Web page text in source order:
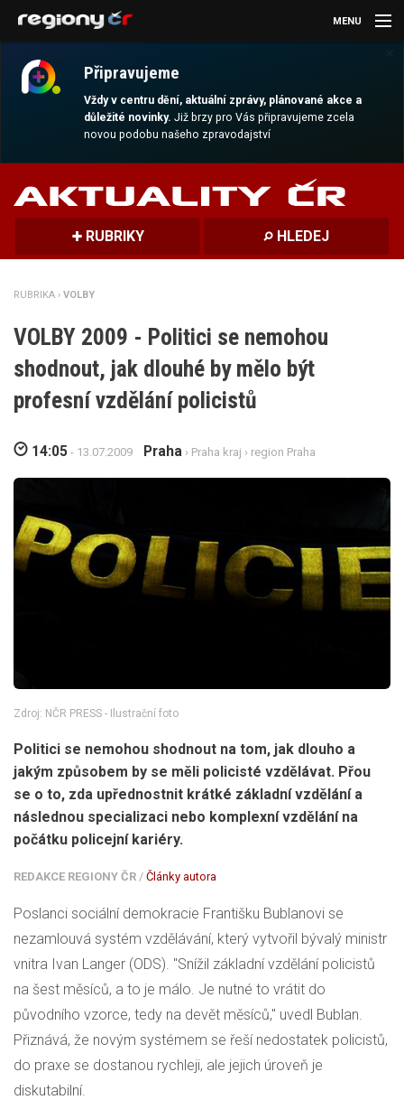
Připravujeme
Vždy v centru dění, aktuální zprávy, plánované akce a
důležité novinky.Již brzy pro Vás připravujeme zcela
novou podobu našeho zpravodajství
MENU
AKTUALITY
MAGAZÍN
DALŠÍ
REGION
RUBRIKY HLEDEJ
RUBRIKA › VOLBY
VOLBY 2009 - Politici se nemohou
shodnout, jak dlouhé by mělo být
profesní vzdělání policistů
14:05 - 13.07.2009 Praha › Praha kraj › region Praha
Zdroj: NČR PRESS - Ilustrační foto
Politici se nemohou shodnout na tom, jak dlouho a
jakým způsobem by se měli policisté vzdělávat. Přou
se o to, zda upřednostnit krátké základní vzdělání a
následnou specializaci nebo komplexní vzdělání na
počátku policejní kariéry.
REDAKCE REGIONY ČR / Články autora
Poslanci sociální demokracie Františku Bublanovi se
nezamlouvá systém vzdělávání, který vytvořil bývalý ministr
vnitra Ivan Langer (ODS). "Snížil základní vzdělání policistů
na šest měsíců, a to je málo. Je nutné to vrátit do
původního vzorce, tedy na devět měsíců," uvedl Bublan.
Přiznává, že novým systémem se řeší nedostatek policistů,
do praxe se dostanou rychleji, ale jejich úroveň je
diskutabilní.